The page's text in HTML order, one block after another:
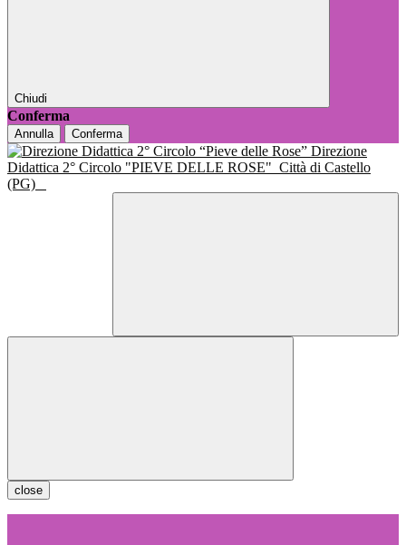
Chiudi
Conferma
Annulla Conferma
Direzione
Didattica 2° Circolo "PIEVE DELLE ROSE" Città di Castello
(PG)
close